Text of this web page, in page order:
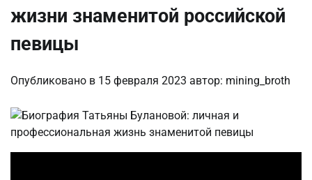
жизни знаменитой российской
певицы
Опубликовано в 15 февраля 2023 автор: mining_broth